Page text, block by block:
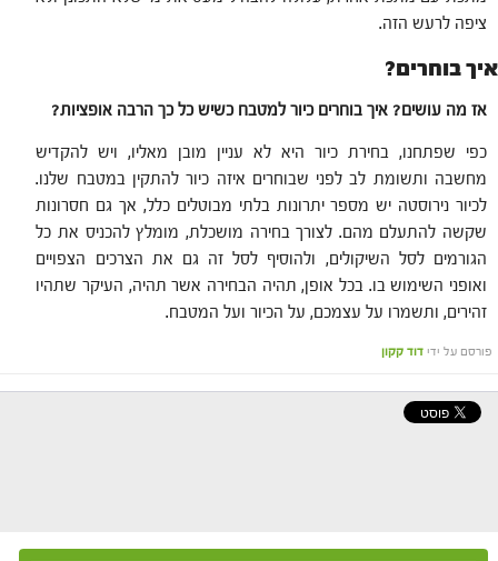
ציפה לרעש הזה.
איך בוחרים?
אז מה עושים? איך בוחרים כיור למטבח כשיש כל כך הרבה אופציות?
כפי שפתחנו, בחירת כיור היא לא עניין מובן מאליו, ויש להקדיש
מחשבה ותשומת לב לפני שבוחרים איזה כיור להתקין במטבח שלנו.
לכיור נירוסטה יש מספר יתרונות בלתי מבוטלים כלל, אך גם חסרונות
שקשה להתעלם מהם. לצורך בחירה מושכלת, מומלץ להכניס את כל
הגורמים לסל השיקולים, ולהוסיף לסל זה גם את הצרכים הצפויים
ואופני השימוש בו. בכל אופן, תהיה הבחירה אשר תהיה, העיקר שתהיו
זהירים, ותשמרו על עצמכם, על הכיור ועל המטבח.
פורסם על ידי דוד קקון